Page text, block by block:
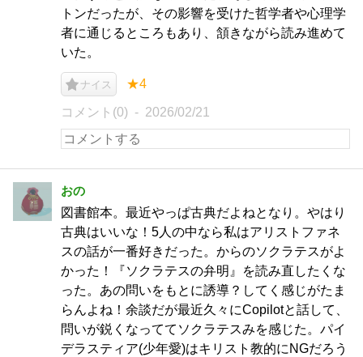
トンだったが、その影響を受けた哲学者や心理学
者に通じるところもあり、頷きながら読み進めて
いた。
ナイス ★4
コメント(0) 2026/02/21
おの
図書館本。最近やっぱ古典だよねとなり。やはり
古典はいいな！5人の中なら私はアリストファネ
スの話が一番好きだった。からのソクラテスがよ
かった！『ソクラテスの弁明』を読み直したくな
った。あの問いをもとに誘導？してく感じがたま
らんよね！余談だが最近久々にCopilotと話して、
問いが鋭くなっててソクラテスみを感じた。パイ
デラスティア(少年愛)はキリスト教的にNGだろう